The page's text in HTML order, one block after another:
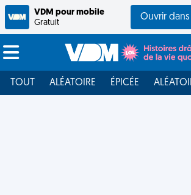
VDM pour mobile
Gratuit
Ouvrir
TOUT ALÉATOIRE ÉPICÉE